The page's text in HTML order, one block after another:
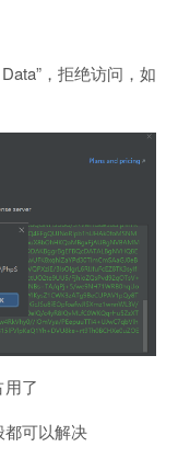
，拒绝访问，如
了
可以解决